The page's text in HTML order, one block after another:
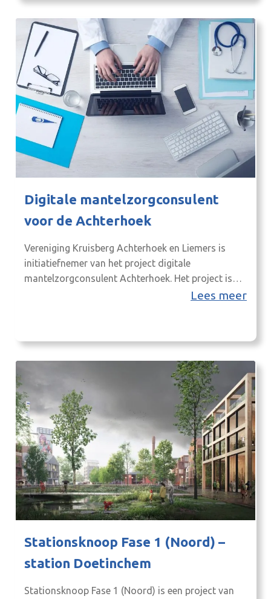
Digitale mantelzorgconsulent
voor de Achterhoek
Vereniging Kruisberg Achterhoek en Liemers is
initiatiefnemer van het project digitale
mantelzorgconsulent Achterhoek. Het project is
een aanvulling op de ondersteuning aan
maken naar ‘eigen kracht’ en ‘samen kracht’. Het
ondersteuning lijnen van zorg- en hulpvragen…
Lees meer
Stationsknoop Fase 1 (Noord) –
station Doetinchem
Stationsknoop Fase 1 (Noord) is een project van